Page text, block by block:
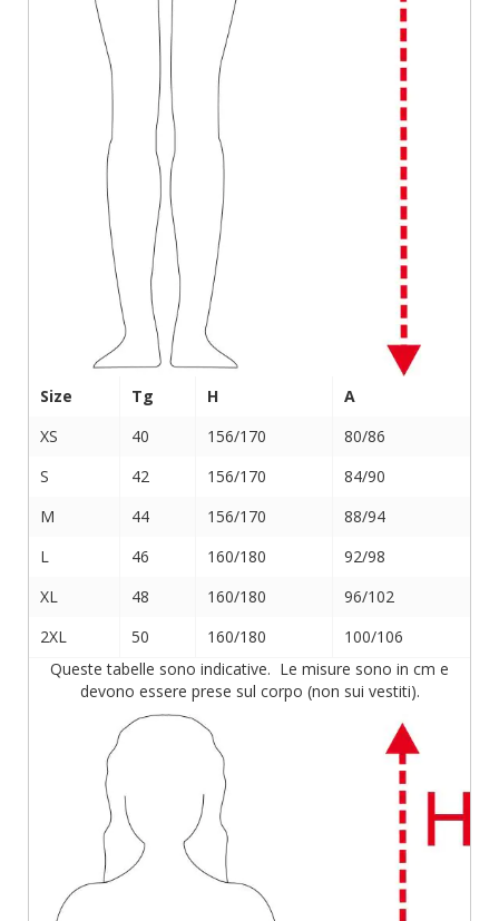
Size Tg H
A
XS
40 156/170
80/86
S
42 156/170
84/90
M
44 156/170
88/94
L
46 160/180
92/98
XL
48 160/180
96/102
2XL
50 160/180
100/106
Queste tabelle sono indicative. Le misure sono in cm e
devono essere prese sul corpo (non sui vestiti).